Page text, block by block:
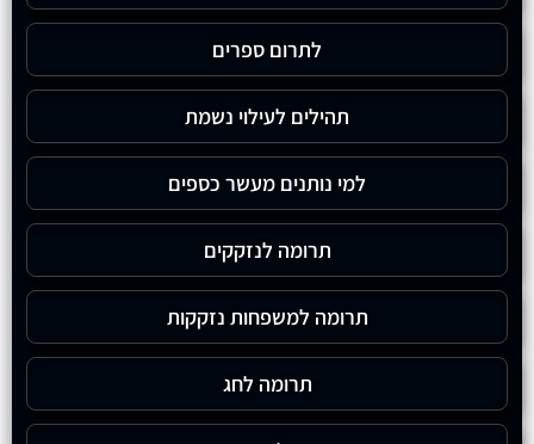
לתרום ספרים
תהילים לעילוי נשמת
למי נותנים מעשר כספים
תרומה לנזקקים
תרומה למשפחות נזקקות
תרומה לחג